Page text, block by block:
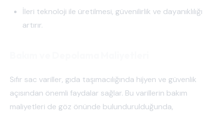
İleri teknoloji ile üretilmesi, güvenilirlik ve dayanıklılığı
artırır.
Sıfır sac variller, gıda taşımacılığında hijyen ve güvenlik
açısından önemli faydalar sağlar. Bu varillerin bakım
maliyetleri de göz önünde bulundurulduğunda,